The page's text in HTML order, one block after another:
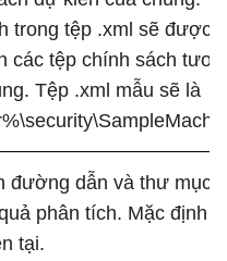
trong tệp .xml sẽ được
các tệp chính sách
Tệp .xml mẫu sẽ là
đường dẫn và thư mục
phân tích. Mặc định
tại.